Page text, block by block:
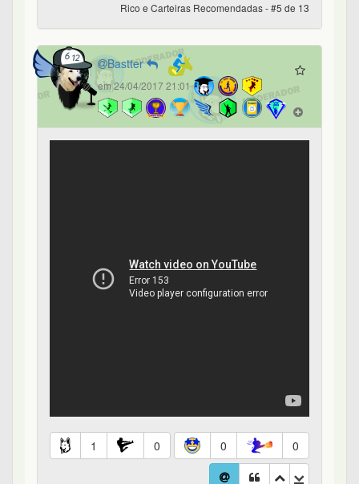
Rico e Carteiras Recomendadas - #5 de 13
Bastter
em 24/04/2017 21:01
1 0 0 0